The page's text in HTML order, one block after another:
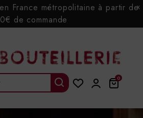
France métropolitaine à partir de
de commande
x
0